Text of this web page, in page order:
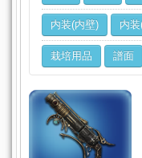
内装(内壁) 内
栽培用品 譜面